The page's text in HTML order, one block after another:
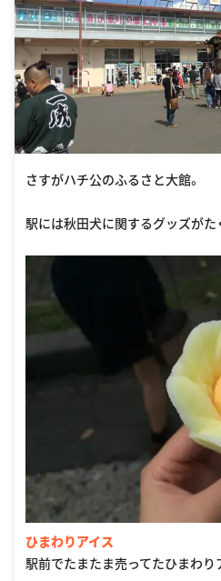
さすがハチ公のふるさと大館。
駅には秋田犬に関するグッズがた
ひまわりアイス
駅前でたまたま売ってたひまわり